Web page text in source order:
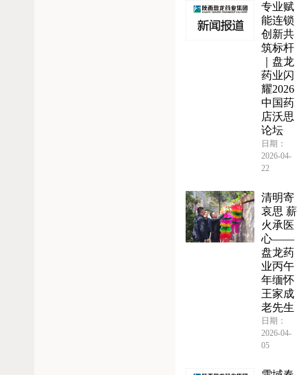
专业赋
能连锁
创新共
筑标杆
｜盘龙
药业闪
耀2026
中国药
店沃思
论坛
日期：
2026-04-
22
清明寄
哀思 薪
火承医
心——
盘龙药
业丙午
年缅怀
王家成
老先生
日期：
2026-04-
05